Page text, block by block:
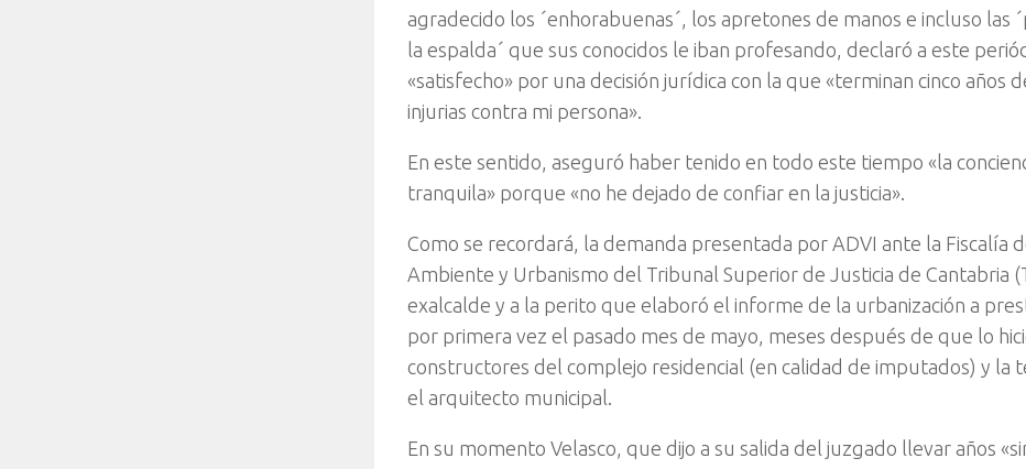
agradecido los ´enhorabuenas´, los apretones de manos e incluso las
la espalda´ que sus conocidos le iban profesando, declaró a este
«satisfecho» por una decisión jurídica con la que «terminan cinco años
injurias contra mi persona».
En este sentido, aseguró haber tenido en todo este tiempo «la
tranquila» porque «no he dejado de confiar en la justicia».
Como se recordará, la demanda presentada por ADVI ante la Fiscalía
Ambiente y Urbanismo del Tribunal Superior de Justicia de Cantabria
exalcalde y a la perito que elaboró el informe de la urbanización a
por primera vez el pasado mes de mayo, meses después de que lo
constructores del complejo residencial (en calidad de imputados) y la
el arquitecto municipal.
En su momento Velasco, que dijo a su salida del juzgado llevar años